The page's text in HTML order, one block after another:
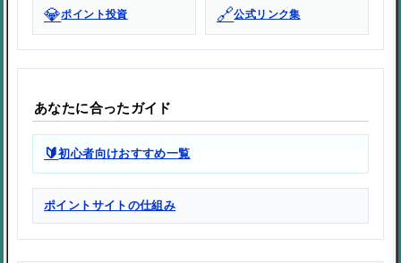
💎ポイント投資 🔗公式リンク集
あなたに合ったガイド
🔰初心者向けおすすめ一覧
ポイントサイトの仕組み